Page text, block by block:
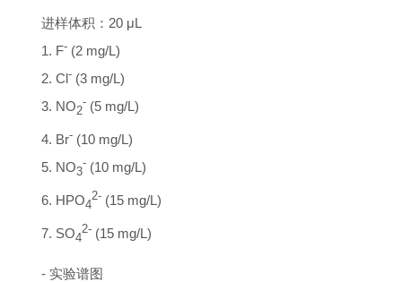
进样体积：20 μL
1. F-(2 mg/L)
2. Cl-(3 mg/L)
3. NO2
-(5 mg/L)
4. Br-(10 mg/L)
5. NO3
-(10 mg/L)
6. HPO4
2-(15 mg/L)
7. SO4
2-(15 mg/L)
- 实验谱图